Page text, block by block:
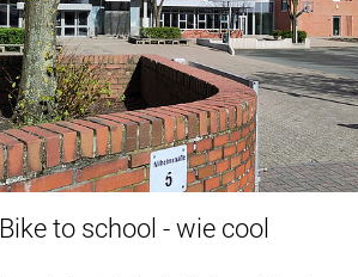
Bike to school - wie cool